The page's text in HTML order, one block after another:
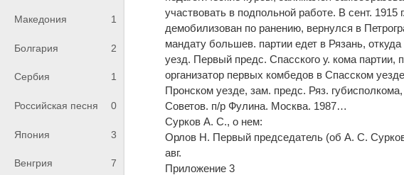
Македония 1
Болгария 2
Сербия 1
Российская песня 0
Япония 3
Венгрия 7
участвовать в подпольной работе. В сент. 1915
демобилизован по ранению, вернулся в
мандату большев. партии едет в Рязань,
уезд. Первый предс. Спасского у. кома
организатор первых комбедов в Спасском
Пронском уезде, зам. предс. Ряз.
Советов. п/р Фулина. Москва. 1987…
Сурков А. С., о нем:
Орлов Н. Первый председатель (об А. С.
авг.
Приложение 3